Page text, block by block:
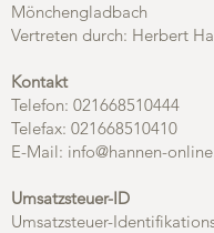
Mönchengladbach
Vertreten durch: Herbert
Kontakt
Telefon: 021668510444
Telefax: 021668510410
E-Mail: info@hannen-
Umsatzsteuer-ID
Umsatzsteuer-